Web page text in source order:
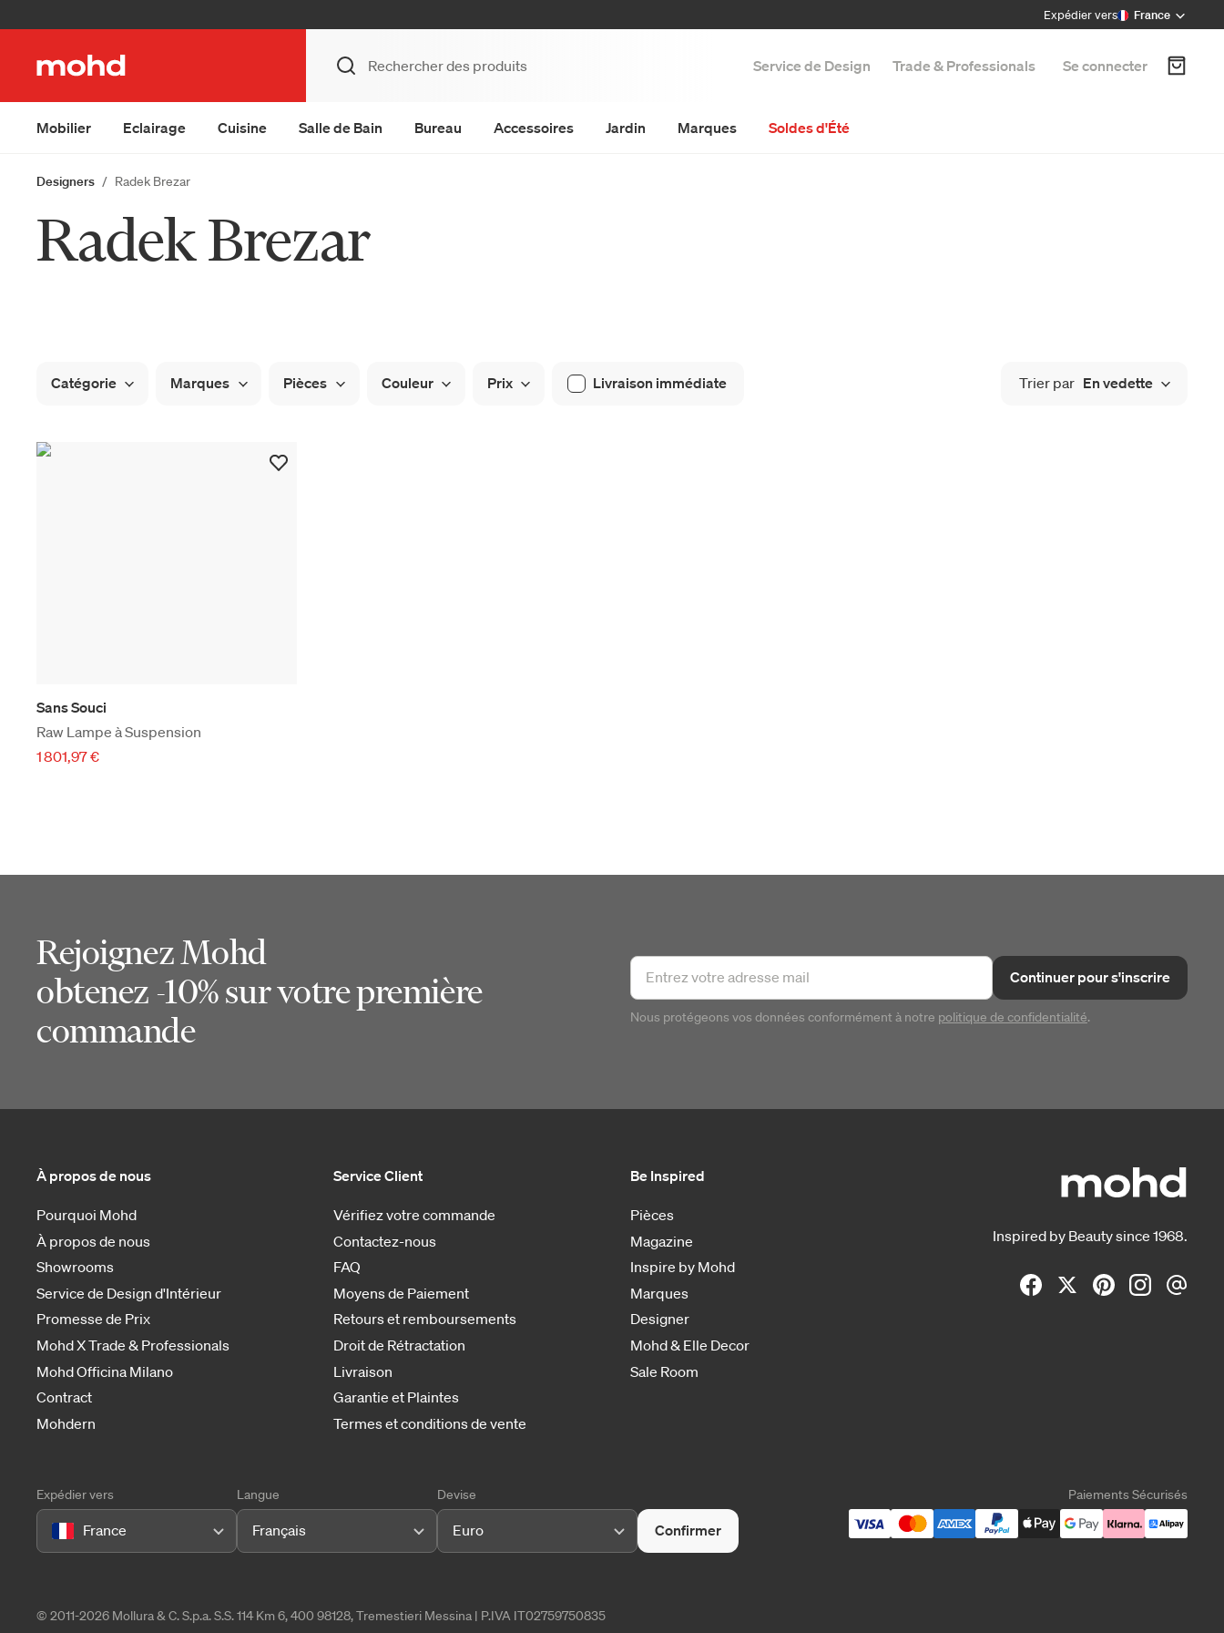
Expédier vers France
Service de Design Trade & Professionals Se connecter
Mobilier Eclairage Cuisine Salle de Bain Bureau Accessoires Jardin Marques Soldes d'Été
Designers Radek Brezar
Radek Brezar
Catégorie Marques Pièces Couleur Prix Livraison immédiate Trier par En vedette
Sans Souci
Raw Lampe à Suspension
1 801,97 €
Rejoignez Mohd
obtenez -10% sur votre première
commande
Continuer pour s'inscrire
Nous protégeons vos données conformément à notre politique de confidentialité.
Inspired by Beauty since 1968.
À propos de nous
Pourquoi Mohd
À propos de nous
Showrooms
Service de Design d'Intérieur
Promesse de Prix
Mohd X Trade & Professionals
Mohd Officina Milano
Contract
Mohdern
Service Client
Vérifiez votre commande
Contactez-nous
FAQ
Moyens de Paiement
Retours et remboursements
Droit de Rétractation
Livraison
Garantie et Plaintes
Termes et conditions de vente
Be Inspired
Pièces
Magazine
Inspire by Mohd
Marques
Designer
Mohd & Elle Decor
Sale Room
Expédier vers
France
Langue
Français
Devise
Euro Confirmer
Paiements Sécurisés
© 2011-2026 Mollura & C. S.p.a. S.S. 114 Km 6, 400 98128, Tremestieri Messina | P.IVA IT02759750835